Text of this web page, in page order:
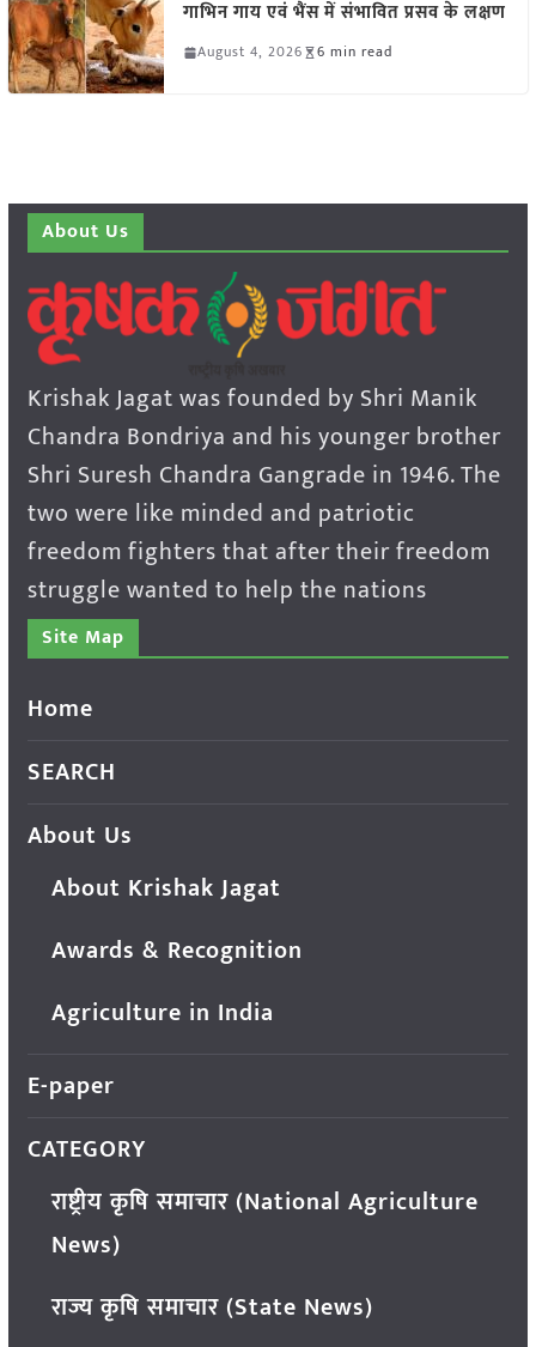
गाभिन गाय एवं भैंस में संभावित प्रसव के लक्षण
August 4, 2026 6 min read
About Us
Krishak Jagat was founded by Shri Manik
Chandra Bondriya and his younger brother
Shri Suresh Chandra Gangrade in 1946. The
two were like minded and patriotic
freedom fighters that after their freedom
struggle wanted to help the nations
Site Map
Home
SEARCH
About Us
About Krishak Jagat
Awards & Recognition
Agriculture in India
E-paper
CATEGORY
राष्ट्रीय कृषि समाचार (National Agriculture
News)
राज्य कृषि समाचार (State News)